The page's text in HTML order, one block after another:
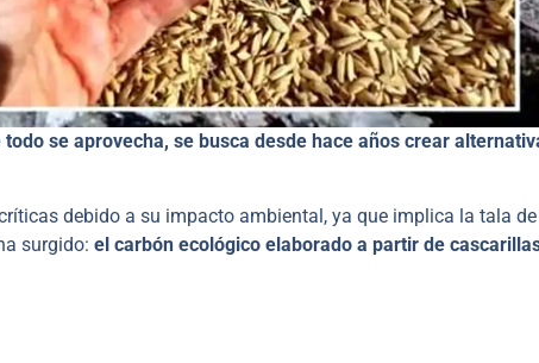
se aprovecha, se busca desde hace años crear
debido a su impacto ambiental, ya que implica la tala de
surgido: el carbón ecológico elaborado a partir de